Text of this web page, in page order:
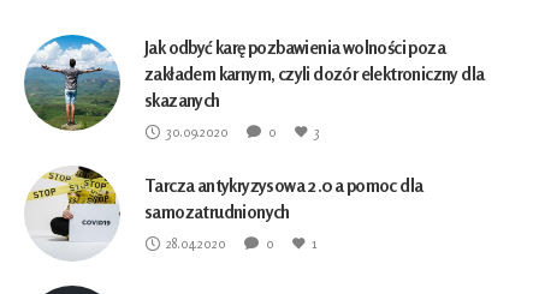
Jak odbyć karę pozbawienia wolności poza
zakładem karnym, czyli dozór elektroniczny dla
skazanych
30.09.2020 0 3
Tarcza antykryzysowa 2.0 a pomoc dla
samozatrudnionych
28.04.2020 0 1